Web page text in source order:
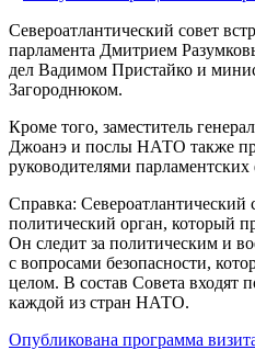
Североатлантический совет
парламента Дмитрием
дел Вадимом Пристайко и
Загороднюком.
Кроме того, заместитель
Джоанэ и послы НАТО также
руководителями
Справка: Североатлантический
политический орган, который
Он следит за политическим и
с вопросами безопасности,
целом. В состав Совета входят
каждой из стран НАТО.
Опубликована программа